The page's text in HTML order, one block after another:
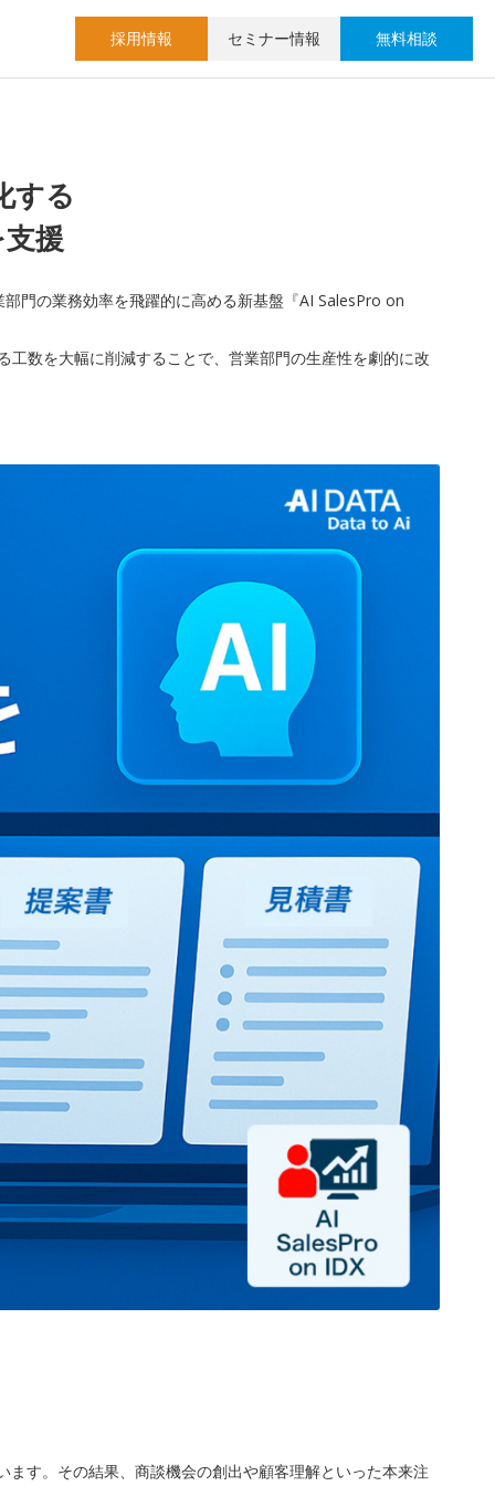
採用情報 セミナー情報 無料相談
する
援
門の業務効率を飛躍的に高める新基盤『AI SalesPro on
数を大幅に削減することで、営業部門の生産性を劇的に改
す。その結果、商談機会の創出や顧客理解といった本来注